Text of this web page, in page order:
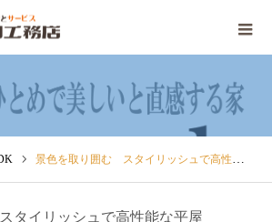
景色を取り囲む スタイリッシュで高性能な平屋
タイリッシュで高性能な平屋